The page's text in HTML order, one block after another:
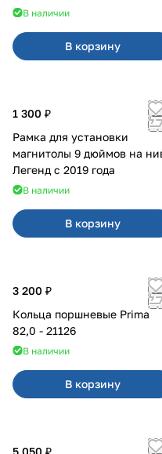
2217В наличии
В корзину
1 300 ₽
Рамка для установки
магнитолы 9 дюймов на нива
Легенд с 2019 года
В наличии
В корзину
3 200 ₽
Кольца поршневые Prima
82,0 - 21126
В наличии
В корзину
5 050 ₽